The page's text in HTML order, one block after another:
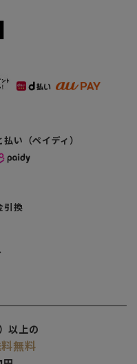
払い（ペイディ）
引換
以上の
無料